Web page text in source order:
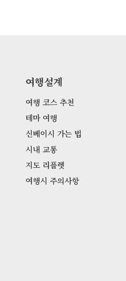
여행설계
여행 코스 추천
테마 여행
신베이시 가는 법
시내 교통
지도 리플렛
여행시 주의사항